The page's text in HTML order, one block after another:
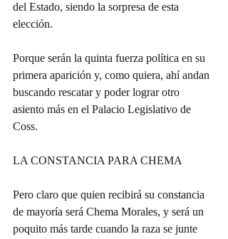
del Estado, siendo la sorpresa de esta
elección.
Porque serán la quinta fuerza política en su
primera aparición y, como quiera, ahí andan
buscando rescatar y poder lograr otro
asiento más en el Palacio Legislativo de
Coss.
LA CONSTANCIA PARA CHEMA
Pero claro que quien recibirá su constancia
de mayoría será Chema Morales, y será un
poquito más tarde cuando la raza se junte